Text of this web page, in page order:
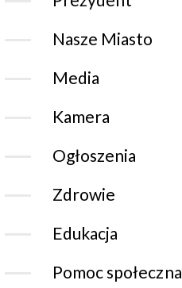
Nasze Miasto
Media
Kamera
Ogłoszenia
Zdrowie
Edukacja
Pomoc społeczna